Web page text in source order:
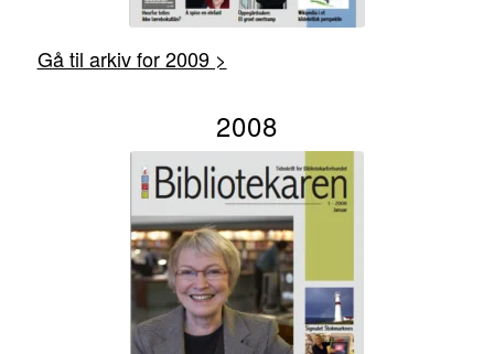
Gå til arkiv for 2009 >
2008